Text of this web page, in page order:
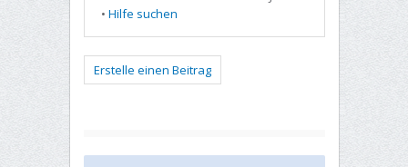
• Hilfe suchen
Erstelle einen Beitrag